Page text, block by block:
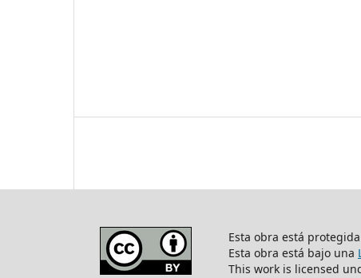
Esta obra está
Esta obra está bajo una
This work is licensed